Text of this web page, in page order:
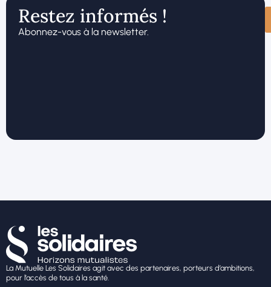
Restez informés !
Abonnez-vous à la newsletter.
La Mutuelle Les Solidaires agit avec des partenaires, porteurs d’ambitions,
pour l’accès de tous à la santé.